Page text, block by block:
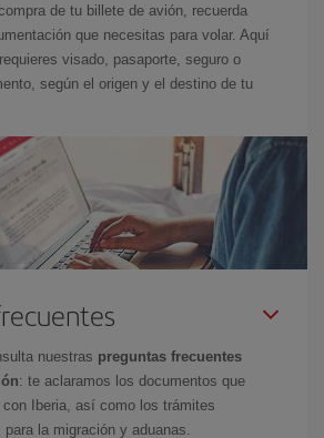
de tu billete de avión, recuerda
que necesitas para volar. Aquí
visado, pasaporte, seguro o
según el origen y el destino de tu
nuestras preguntas frecuentes
: te aclaramos los documentos que
Iberia, así como los trámites
la migración y aduanas.